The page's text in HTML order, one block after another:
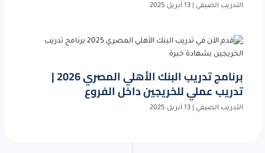
التدريب الصيفي 13 أبريل 2025
برنامج تدريب البنك الأهلي المصري 2026 |
تدريب عملي للخريجين داخل الفروع
التدريب الصيفي 13 أبريل 2025